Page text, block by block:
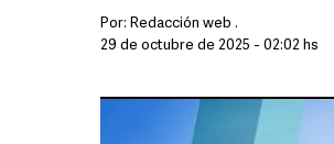
Por: Redacción web .
29 de octubre de 2025 - 02:02 hs